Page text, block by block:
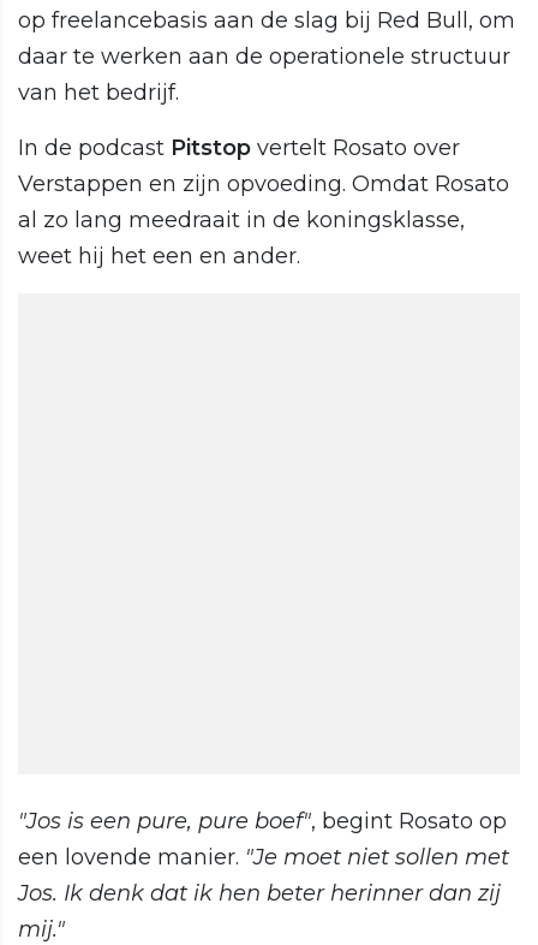
op freelancebasis aan de slag bij Red Bull, om
daar te werken aan de operationele structuur
van het bedrijf.
In de podcast Pitstop vertelt Rosato over
Verstappen en zijn opvoeding. Omdat Rosato
al zo lang meedraait in de koningsklasse,
weet hij het een en ander.
"Jos is een pure, pure boef", begint Rosato op
een lovende manier. "Je moet niet sollen met
Jos. Ik denk dat ik hen beter herinner dan zij
mij."